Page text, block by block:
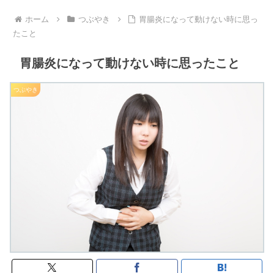
ホーム つぶやき
胃腸炎になって動けない時に思っ
たこと
胃腸炎になって動けない時に思ったこと
つぶやき